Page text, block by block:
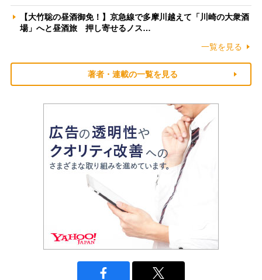
【大竹聡の昼酒御免！】京急線で多摩川越えて「川崎の大衆酒
場」へと昼酒旅 押し寄せるノス…
一覧を見る
著者・連載の一覧を見る